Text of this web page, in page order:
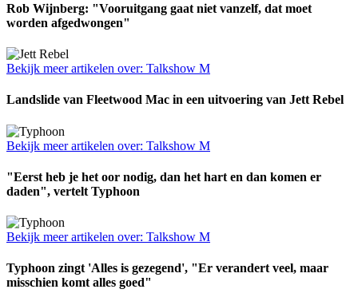
Rob Wijnberg: "Vooruitgang gaat niet vanzelf, dat moet
worden afgedwongen"
Bekijk meer artikelen over: Talkshow M
Landslide van Fleetwood Mac in een uitvoering van Jett Rebel
Bekijk meer artikelen over: Talkshow M
"Eerst heb je het oor nodig, dan het hart en dan komen er
daden", vertelt Typhoon
Bekijk meer artikelen over: Talkshow M
Typhoon zingt 'Alles is gezegend', "Er verandert veel, maar
misschien komt alles goed"